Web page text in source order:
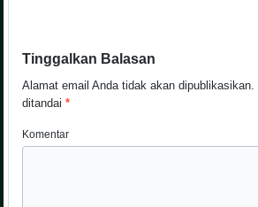
Tinggalkan Balasan
Alamat email Anda tidak akan dipublikasikan.
ditandai*
Komentar